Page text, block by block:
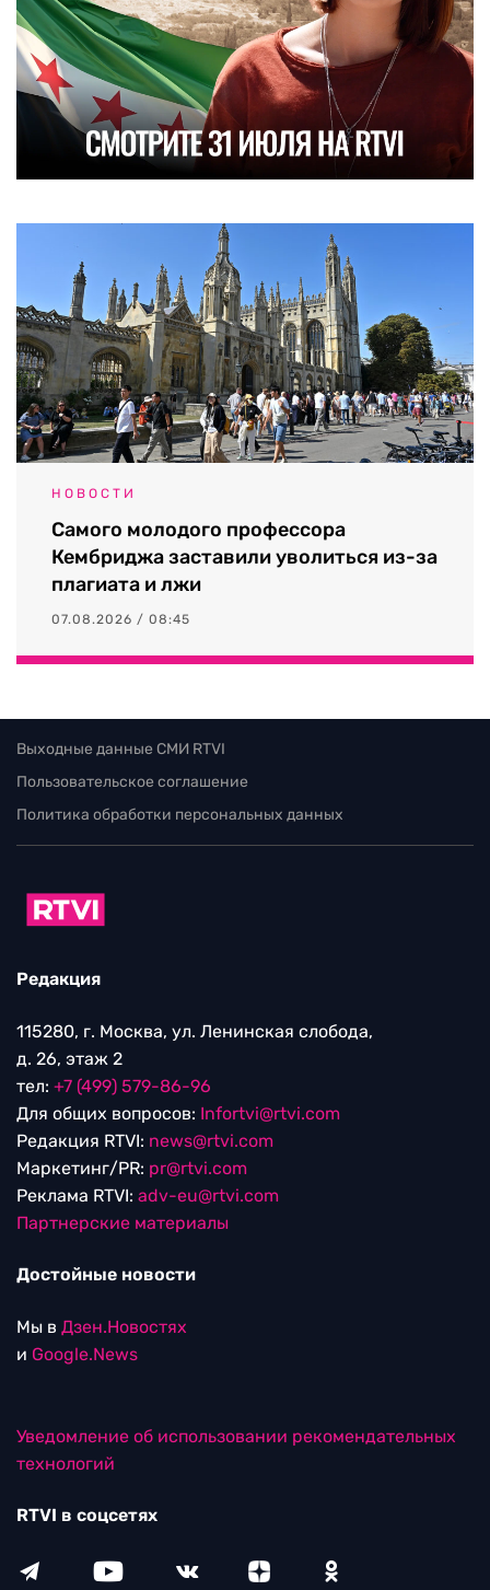
НОВОСТИ
Самого молодого профессора
Кембриджа заставили уволиться из-за
плагиата и лжи
07.08.2026 / 08:45
Выходные данные СМИ RTVI
Пользовательское соглашение
Политика обработки персональных данных
Редакция
115280, г. Москва, ул. Ленинская слобода,
д. 26, этаж 2
тел: +7 (499) 579-86-96
Для общих вопросов: Infortvi@rtvi.com
Редакция RTVI: news@rtvi.com
Маркетинг/PR: pr@rtvi.com
Реклама RTVI: adv-eu@rtvi.com
Партнерские материалы
Достойные новости
Мы в Дзен.Новостях
и Google.News
Уведомление об использовании рекомендательных
технологий
RTVI в соцсетях